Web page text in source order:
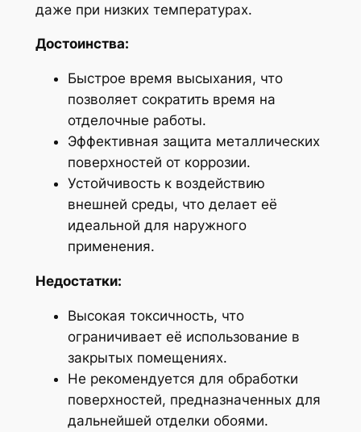
даже при низких температурах.
Достоинства:
Быстрое время высыхания, что
позволяет сократить время на
отделочные работы.
Эффективная защита металлических
поверхностей от коррозии.
Устойчивость к воздействию
внешней среды, что делает её
идеальной для наружного
применения.
Недостатки:
Высокая токсичность, что
ограничивает её использование в
закрытых помещениях.
Не рекомендуется для обработки
поверхностей, предназначенных для
дальнейшей отделки обоями.